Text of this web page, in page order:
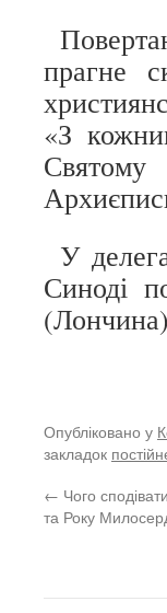
прагне
«З
У
Синоді
Опубліковано у
закладок
← Чого
та Року